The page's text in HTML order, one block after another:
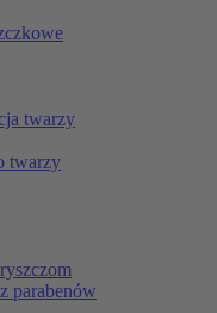
twarzy
twarzy
parabenów